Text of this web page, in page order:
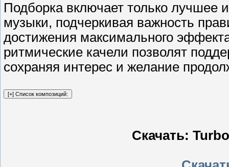
Подборка включает только лучшее
музыки, подчеркивая важность
достижения максимального
ритмические качели позволят
сохраняя интерес и желание
Скачать: